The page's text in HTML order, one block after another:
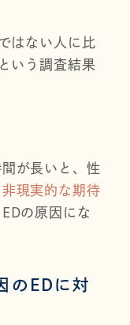
はない人に比
という調査結果
が長いと、性
非現実的な期待
の原因にな
のEDに対